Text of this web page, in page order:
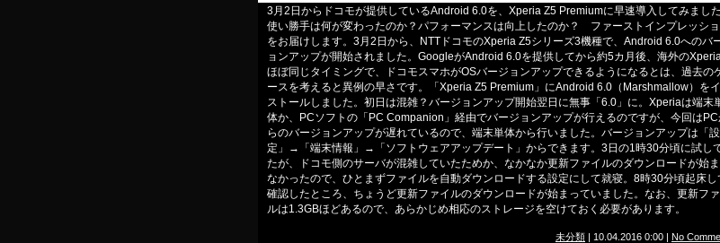
3月2日からドコモが提供しているAndroid 6.0を、Xperia Z5 Premiumに早速導入してみました
使い勝手は何が変わったのか？パフォーマンスは向上したのか？ ファーストインプレッシ
をお届けします。3月2日から、NTTドコモのXperia Z5シリーズ3機種で、Android 6.0へのバ
ョンアップが開始されました。GoogleがAndroid 6.0を提供してから約5カ月後、海外の
ほぼ同じタイミングで、ドコモスマホがOSバージョンアップできるようになるとは、過去の
ースを考えると異例の早さです。「Xperia Z5 Premium」にAndroid 6.0（Marshmallow）を
ストールしました。初日は混雑？バージョンアップ開始翌日に無事「6.0」に。Xperiaは端末
体か、PCソフトの「PC Companion」経由でバージョンアップが行えるのですが、今回は
らのバージョンアップが遅れているので、端末単体から行いました。バージョンアップは「設
定」→「端末情報」→「ソフトウェアアップデート」からできます。3日の1時30分頃に試し
たが、ドコモ側のサーバが混雑していたためか、なかなか更新ファイルのダウンロードが始
なかったので、ひとまずファイルを自動ダウンロードする設定にして就寝。8時30分頃起床し
確認したところ、ちょうど更新ファイルのダウンロードが始まっていました。なお、更新フ
ルは1.3GBほどあるので、あらかじめ相応のストレージを空けておく必要があります。
未分類 | 10.04.2016 0:00 | No